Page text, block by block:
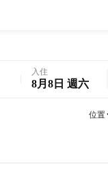
入住
8月8日 週六
位置